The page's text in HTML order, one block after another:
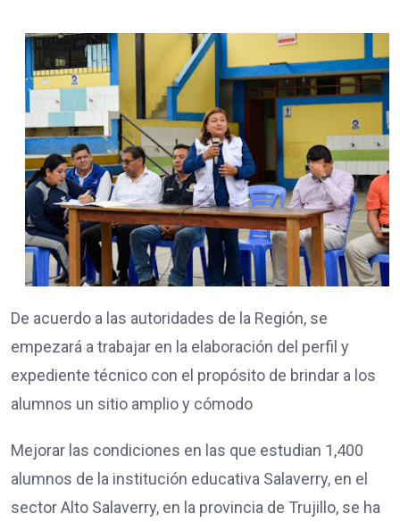
De acuerdo a las autoridades de la Región, se
empezará a trabajar en la elaboración del perfil y
expediente técnico con el propósito de brindar a los
alumnos un sitio amplio y cómodo
Mejorar las condiciones en las que estudian 1,400
alumnos de la institución educativa Salaverry, en el
sector Alto Salaverry, en la provincia de Trujillo, se ha